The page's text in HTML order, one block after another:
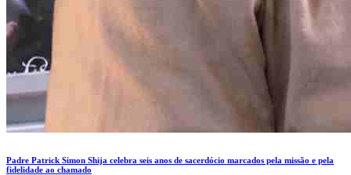
Padre Patrick Simon Shija celebra seis anos de sacerdócio marcados pela missão e pela
fidelidade ao chamado